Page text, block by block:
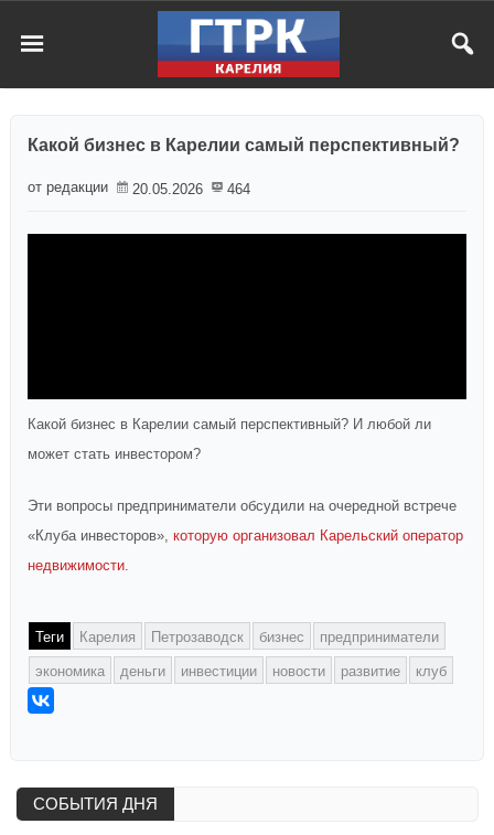
Какой бизнес в Карелии самый перспективный?
от редакции 20.05.2026 464
Какой бизнес в Карелии самый перспективный? И любой ли
может стать инвестором?
Эти вопросы предприниматели обсудили на очередной встрече
«Клуба инвесторов», которую организовал Карельский оператор
недвижимости.
Теги Карелия Петрозаводск бизнес предприниматели
экономика деньги инвестиции новости развитие клуб
СОБЫТИЯ ДНЯ